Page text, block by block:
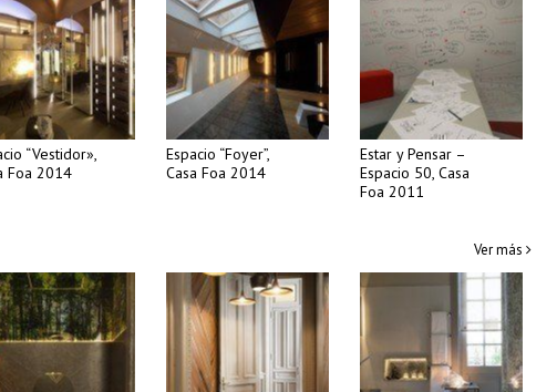
“Vestidor»,
Foa 2014
Espacio “Foyer”,
Casa Foa 2014
Estar y Pensar –
Espacio 50, Casa
Foa 2011
Ver más